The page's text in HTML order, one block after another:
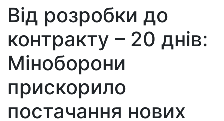
Від розробки до
контракту – 20 днів:
Міноборони
прискорило
постачання нових